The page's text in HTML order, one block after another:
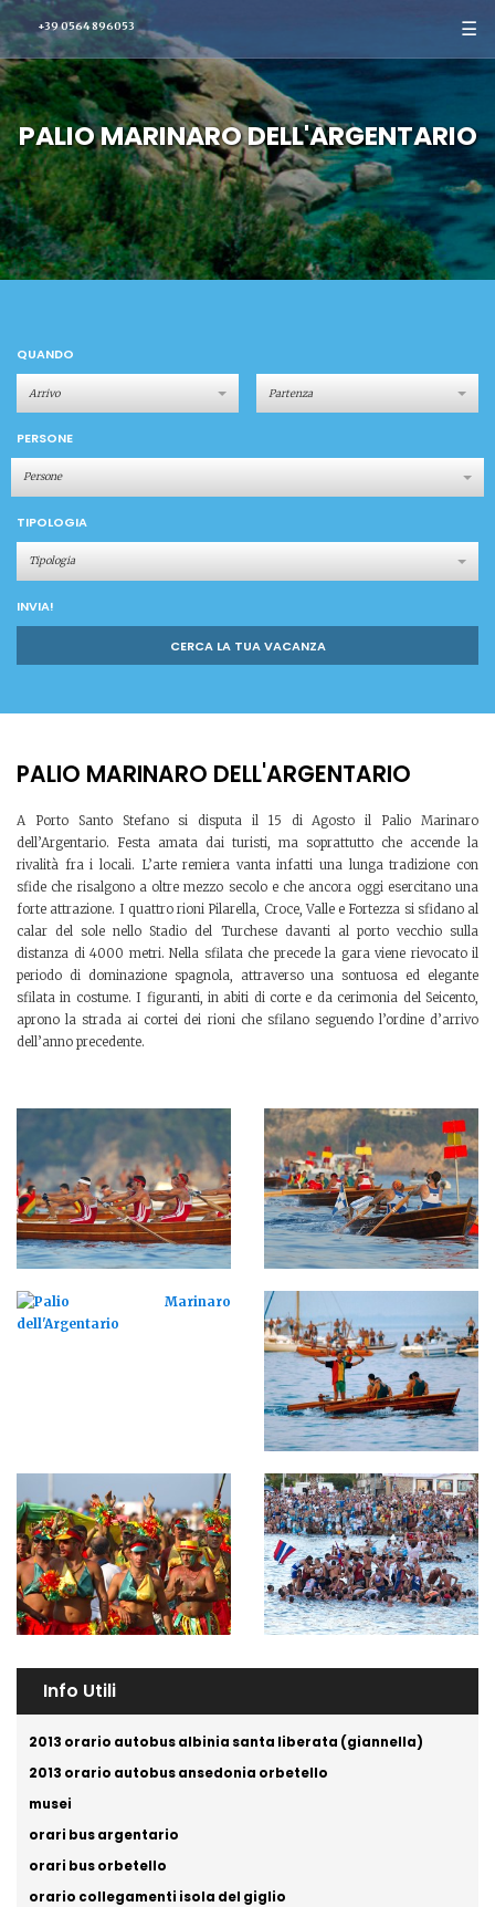
+39 0564 896053 ☰
PALIO MARINARO DELL'ARGENTARIO
QUANDO
PERSONE
Persone
TIPOLOGIA
Tipologia
INVIA!
CERCA LA TUA VACANZA
PALIO MARINARO DELL'ARGENTARIO
A Porto Santo Stefano si disputa il 15 di Agosto il Palio Marinaro
dell’Argentario. Festa amata dai turisti, ma soprattutto che accende la
rivalità fra i locali. L’arte remiera vanta infatti una lunga tradizione con
sfide che risalgono a oltre mezzo secolo e che ancora oggi esercitano una
forte attrazione. I quattro rioni Pilarella, Croce, Valle e Fortezza si sfidano al
calar del sole nello Stadio del Turchese davanti al porto vecchio sulla
distanza di 4000 metri. Nella sfilata che precede la gara viene rievocato il
periodo di dominazione spagnola, attraverso una sontuosa ed elegante
sfilata in costume. I figuranti, in abiti di corte e da cerimonia del Seicento,
aprono la strada ai cortei dei rioni che sfilano seguendo l’ordine d’arrivo
dell’anno precedente.
Info Utili
2013 orario autobus albinia santa liberata (giannella)
2013 orario autobus ansedonia orbetello
musei
orari bus argentario
orari bus orbetello
orario collegamenti isola del giglio